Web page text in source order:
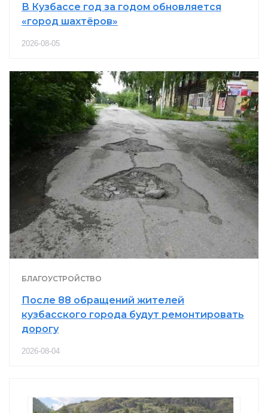
В Кузбассе год за годом обновляется
«город шахтёров»
2026-08-05
БЛАГОУСТРОЙСТВО
После 88 обращений жителей
кузбасского города будут ремонтировать
дорогу
2026-08-04